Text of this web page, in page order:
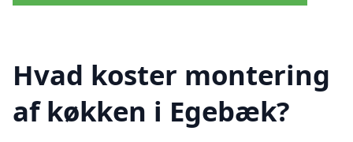
Hvad koster montering
af køkken i Egebæk?